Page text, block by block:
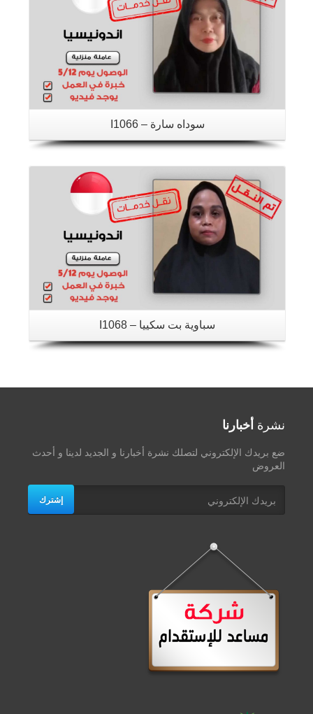
سوداه سارة – I1066
سباوية بت سكييا – I1068
نشرة أخبارنا
ضع بريدك الإلكتروني لتصلك نشرة أخبارنا و الجديد لدينا و أحدث
العروض
إشترك